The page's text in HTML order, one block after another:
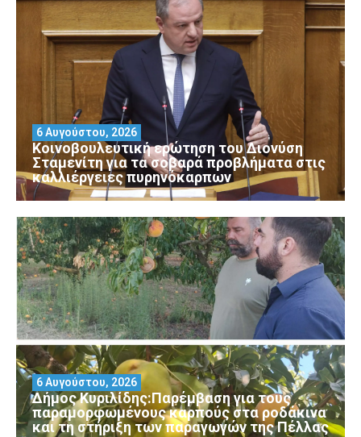
Κοινοβουλευτική ερώτηση του Διονύση
Σταμενίτη για τα σοβαρά προβλήματα στις
καλλιέργειες πυρηνόκαρπων
6 Αυγούστου, 2026
Δήμος Κυριλίδης:Παρέμβαση για τους
παραμορφωμένους καρπούς στα ροδάκινα
και τη στήριξη των παραγωγών της Πέλλας
6 Αυγούστου, 2026